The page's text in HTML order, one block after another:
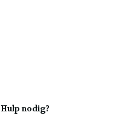
Hulp nodig?